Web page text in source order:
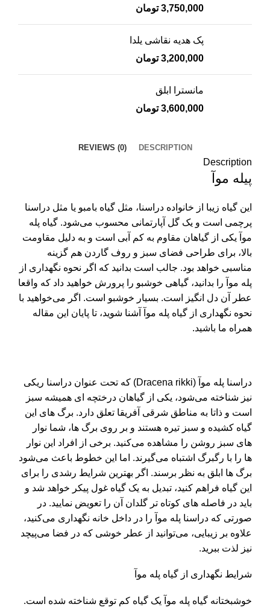
3,750,000 تومان
پک هدیه نقاشی یلدا
3,200,000 تومان
مانسترا ابلق
3,600,000 تومان
DESCRIPTION
REVIEWS (0)
Description
پیله موآ
این گیاه زیبا از خانواده دراسنا، مثل گیاه بامبو یا مثل دراسنا
پرچمی است و یک گل آپارتمانی محسوب می‌شود. گیاه پله
موآ یکی از گیاهان مقاوم به کم آبی است و به دلیل مقاومت
بالا، برای طراحی فضای سبز و روف گاردن هم گزینه
مناسبی خواهد بود. جالب است بدانید که اگر نحوه نگهداری از
پله موآ را بدانید، گیاهی خوشبو را پرورش خواهید داد که واقعا
عطر آن دل‌ انگیز است. بسیار خوشبو است. اگر می‌خواهید با
نحوه نگهداری از گیاه پله موآ آشنا شوید، تا پایان این مقاله
همراه ما باشید.
دراسنا پله موآ (Dracena rikki) که تحت عنوان دراسنا ریکی
نیز شناخته می‌شود، یکی از گیاهان درختچه‌ ای همیشه سبز
است و ذاتا به مناطق شرقی آفریقا تعلق دارد. برگ‌ های این
گیاه کشیده و سبز تیره هستند و بر روی برگ‌ ها، شما نوار
های سبز روشن را مشاهده می‌کنید. برخی از افراد این نوار
ها را با رگبرگ اشتباه می‌گیرند. اما این خطوط باعث می‌شود
برگ‌ ها ابلق به نظر برسند. اگر بهترین شرایط رشدی را برای
این گیاه فراهم کنید، تبدیل به یک گیاه غول پیکر خواهد شد و
باید در فاصله‌ های کوتاه‌ تر گلدان آن را تعویض نمایید. در
صورتی که دراسنا پله موآ را در داخل خانه نگهداری می‌کنید،
علاوه بر زیبایی، می‌توانید از عطر خوشی که در فضا می‌پیچد
نیز لذت ببرید.
شرایط نگهداری از گیاه پله موآ
خوشبختانه گیاه پله موآ یک گیاه کم توقع شناخته شده است.